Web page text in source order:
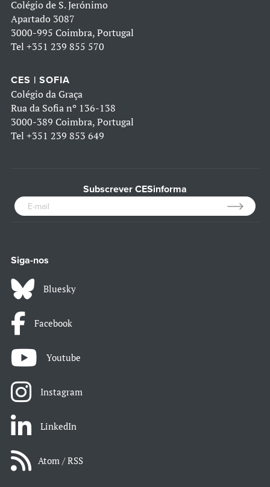
Colégio de S. Jerónimo
Apartado 3087
3000-995 Coimbra, Portugal
Tel +351 239 855 570
CES | SOFIA
Colégio da Graça
Rua da Sofia nº 136-138
3000-389 Coimbra, Portugal
Tel +351 239 853 649
Subscrever CESinforma
Siga-nos
Bluesky
Facebook
Youtube
Instagram
LinkedIn
Atom / RSS